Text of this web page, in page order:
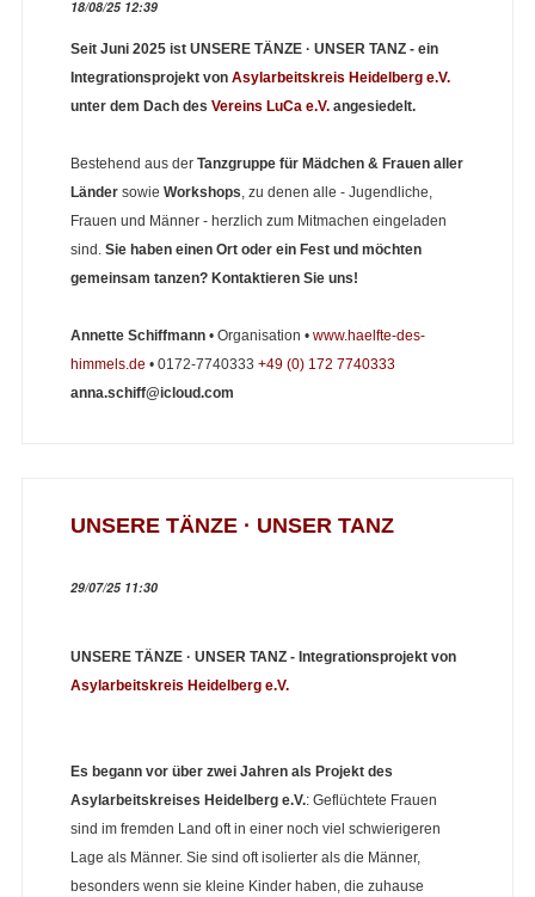
18/08/25 12:39
Seit Juni 2025 ist UNSERE TÄNZE · UNSER TANZ - ein
Integrationsprojekt von Asylarbeitskreis Heidelberg e.V.
unter dem Dach des Vereins LuCa e.V. angesiedelt.
Bestehend aus der Tanzgruppe für Mädchen & Frauen aller
Ländersowie Workshops , zu denen alle - Jugendliche,
Frauen und Männer - herzlich zum Mitmachen eingeladen
sind. Sie haben einen Ort oder ein Fest und möchten
gemeinsam tanzen? Kontaktieren Sie uns!
Annette Schiffmann• Organisation • www.haelfte-des-
himmels.de • 0172-7740333 +49 (0) 172 7740333
anna.schiff@icloud.com
UNSERE TÄNZE · UNSER TANZ
29/07/25 11:30
UNSERE TÄNZE · UNSER TANZ - Integrationsprojekt von
Asylarbeitskreis Heidelberg e.V.
Es begann vor über zwei Jahren als Projekt des
Asylarbeitskreises Heidelberg e.V.: Geflüchtete Frauen
sind im fremden Land oft in einer noch viel schwierigeren
Lage als Männer. Sie sind oft isolierter als die Männer,
besonders wenn sie kleine Kinder haben, die zuhause